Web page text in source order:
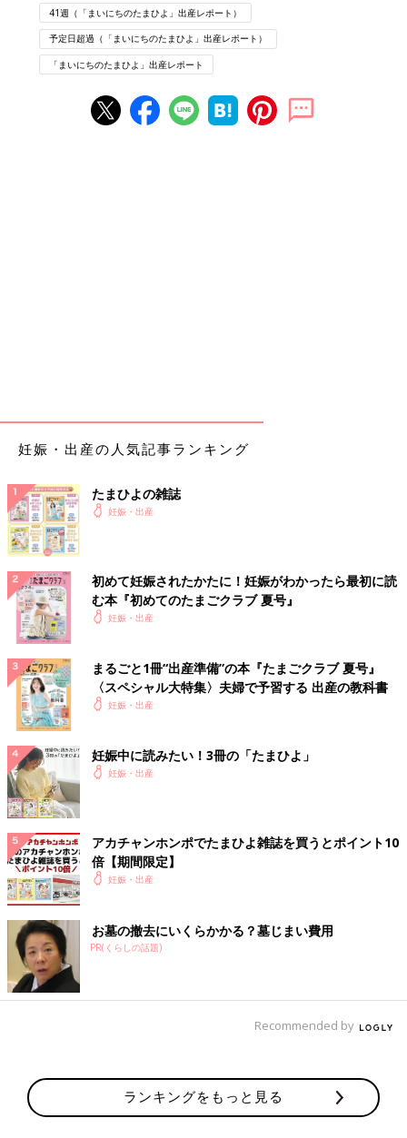
る。
【入院2日目促進剤①】9/25 8:00から点滴開始。効きがよすぎる
と驚かれるくらい波が来る。 バルーンが抜けることはなく痛み
く。子宮口3cm。 え、これで3cm…？と軽くショックを受けつつ
夜を過ごす。陣痛は消えた。 出血は続く。「
【入院4日目誘発剤③】9/27 泣きすぎてメンタル的にも元気がな
い中、「赤ちゃんを守れるのは私だ、頑張ろう」と気持ちを奮い
にしましょうね。赤ちゃんが産まれたらママとお揃いのタグを付
けるんだけど、もう付けちゃお！願掛けね」と言われてまた泣
く。
7:30 点滴開始。子宮口は3cmに後退。 その後、30分もせずにと
んでもない陣痛が来る。 あまりの痛みの強さに面会可能時間よ
り早く夫が呼ばれる。 9:00 夫到着し、必死に2人でいきみ逃しを
するも叫びが抑えられない。 叫ばないお産を目指していたが普
通に無理。味わったことの無いレベル。
14:30頃？ 内診するも子宮口は変わらず3cm。 絶叫が止まらなく
なり、過呼吸になり失神する。 気を失いながらももう促進剤は
辞めて欲しいと懇願する。 痙攣しだしてドクターストップで点
滴が抜かれる。 16:00頃まで夫と助産師さん2人に落ち着くまで
声掛けされる。 その間も薬が抜けず陣痛が止まらずもう息も絶
え絶え。 「みんなこれを乗り越えてママになるのよ、辛いのは
あなただけじゃない。頑張って！」と言われるも促進剤の陣痛は
間隔もなくMAXレベルがやってくるので拷問でしかないだろ…と
心の中で呟く。 破水してからもずっと止まらず、赤ちゃんも元
気がなくなってくる。 子宮口は4cm。軟産道強靱の疑いあるも
帝王切開はできないと言われ絶望。
17:30頃 また震えが止まらなくなる。 助産師さんと夫に励まされ
ながらも陣痛の度に過呼吸になる。子宮口4cmのまま。 19:00頃
痙攣とすごい寒気。 体温を測ると39度の発熱。 意識を失う。 感
染症の疑いがあり、赤ちゃんもどんどん元気がなくなる。 至急
あげたいと思っていたので安心する気持ちと、経膣分娩ができな
20:00 手術開始‼️ 「旦那さんとハグしておきな！」と威勢のいい
助産師さんに言われなんとも言えない気持ちになる。 本当に命
41週（「まいにちのたまひよ」出産レポート）
予定日超過（「まいにちのたまひよ」出産レポート）
「まいにちのたまひよ」出産レポート
妊娠・出産の人気記事ランキング
たまひよの雑誌
妊娠・出産
初めて妊娠されたかたに！妊娠がわかったら最初に読
む本『初めてのたまごクラブ 夏号』
妊娠・出産
まるごと1冊“出産準備”の本『たまごクラブ 夏号』
〈スペシャル大特集〉夫婦で予習する 出産の教科書
妊娠・出産
妊娠中に読みたい！3冊の「たまひよ」
妊娠・出産
アカチャンホンポでたまひよ雑誌を買うとポイント10
倍【期間限定】
妊娠・出産
お墓の撤去にいくらかかる？墓じまい費用
PR(くらしの話題)
Recommended by
ランキングをもっと見る